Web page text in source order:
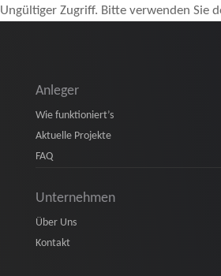
Ungültiger Zugriff. Bitte verwenden Sie
Anleger
Wie funktioniert’s
Aktuelle Projekte
FAQ
Unternehmen
Über Uns
Kontakt